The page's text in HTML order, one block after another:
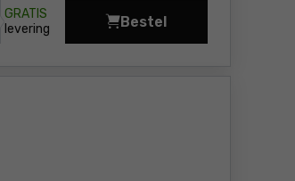
GRATIS
levering
Bestel